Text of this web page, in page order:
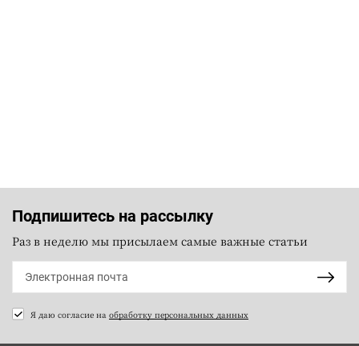
Подпишитесь на рассылку
Раз в неделю мы присылаем самые важные статьи
Я даю согласие на обработку персональных данных